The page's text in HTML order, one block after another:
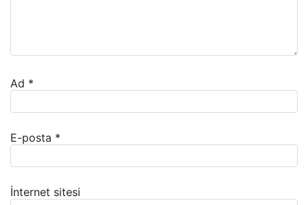
Ad *
E-posta *
İnternet sitesi